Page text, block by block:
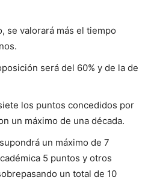
se valorará más el tiempo
será del 60% y de la de
los puntos concedidos por
un máximo de una década.
un máximo de 7
5 puntos y otros
un total de 10